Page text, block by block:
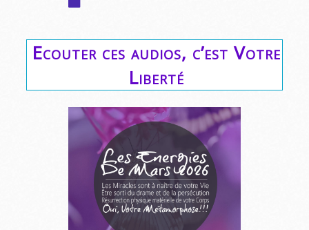
Ecouter ces audios, c’est Votre
Liberté